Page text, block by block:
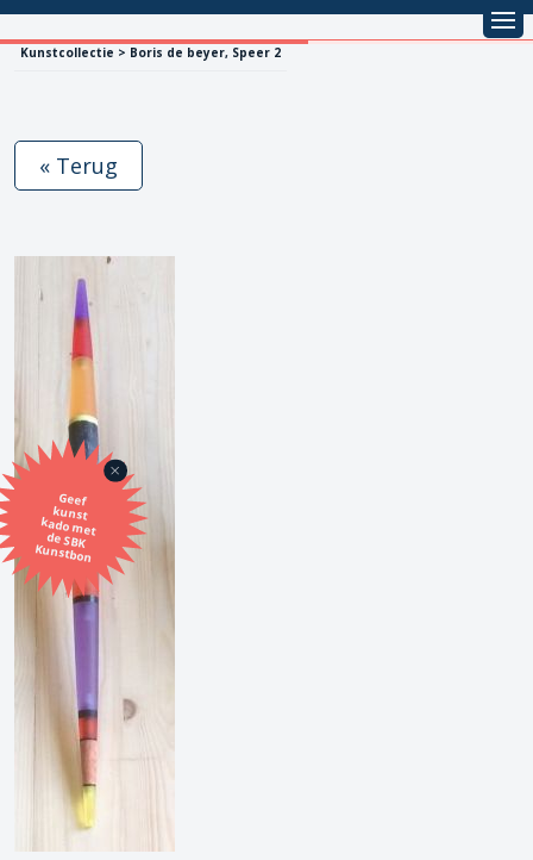
Kunstcollectie > Boris de beyer, Speer 2
Geef
kunst
kado met
de SBK
Kunstbon
« Terug